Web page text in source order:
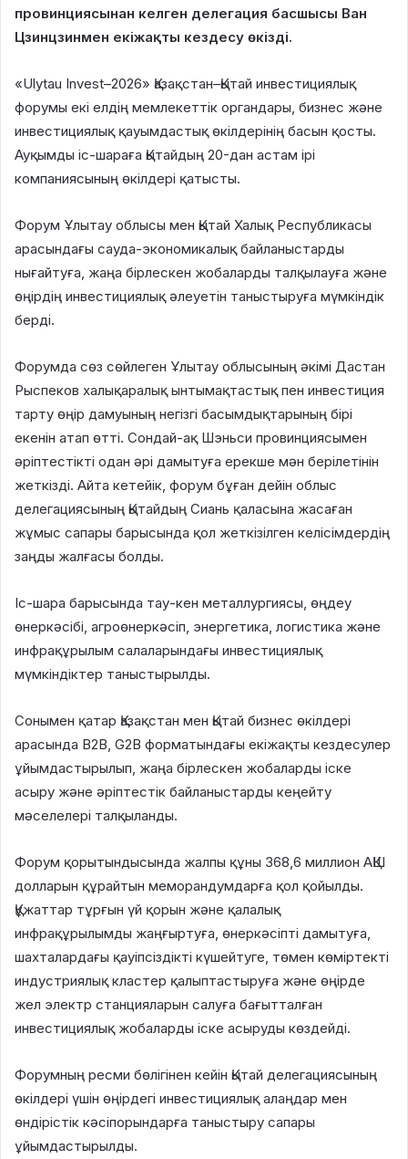
провинциясынан келген делегация басшысы Ван
Цзинцзинмен екіжақты кездесу өкізді.
«Ulytau Invest–2026» Қазақстан–Қытай инвестициялық
форумы екі елдің мемлекеттік органдары, бизнес және
инвестициялық қауымдастық өкілдерінің басын қосты.
Ауқымды іс-шараға Қытайдың 20-дан астам ірі
компаниясының өкілдері қатысты.
Форум Ұлытау облысы мен Қытай Халық Республикасы
арасындағы сауда-экономикалық байланыстарды
нығайтуға, жаңа бірлескен жобаларды талқылауға және
өңірдің инвестициялық әлеуетін таныстыруға мүмкіндік
берді.
Форумда сөз сөйлеген Ұлытау облысының әкімі Дастан
Рыспеков халықаралық ынтымақтастық пен инвестиция
тарту өңір дамуының негізгі басымдықтарының бірі
екенін атап өтті. Сондай-ақ Шэньси провинциясымен
әріптестікті одан әрі дамытуға ерекше мән берілетінін
жеткізді. Айта кетейік, форум бұған дейін облыс
делегациясының Қытайдың Сиань қаласына жасаған
жұмыс сапары барысында қол жеткізілген келісімдердің
заңды жалғасы болды.
Іс-шара барысында тау-кен металлургиясы, өңдеу
өнеркәсібі, агроөнеркәсіп, энергетика, логистика және
инфрақұрылым салаларындағы инвестициялық
мүмкіндіктер таныстырылды.
Сонымен қатар Қазақстан мен Қытай бизнес өкілдері
арасында B2B, G2B форматындағы екіжақты кездесулер
ұйымдастырылып, жаңа бірлескен жобаларды іске
асыру және әріптестік байланыстарды кеңейту
мәселелері талқыланды.
Форум қорытындысында жалпы құны 368,6 миллион АҚШ
долларын құрайтын меморандумдарға қол қойылды.
Құжаттар тұрғын үй қорын және қалалық
инфрақұрылымды жаңғыртуға, өнеркәсіпті дамытуға,
шахталардағы қауіпсіздікті күшейтуге, төмен көміртекті
индустриялық кластер қалыптастыруға және өңірде
жел электр станцияларын салуға бағытталған
инвестициялық жобаларды іске асыруды көздейді.
Форумның ресми бөлігінен кейін Қытай делегациясының
өкілдері үшін өңірдегі инвестициялық алаңдар мен
өндірістік кәсіпорындарға таныстыру сапары
ұйымдастырылды.